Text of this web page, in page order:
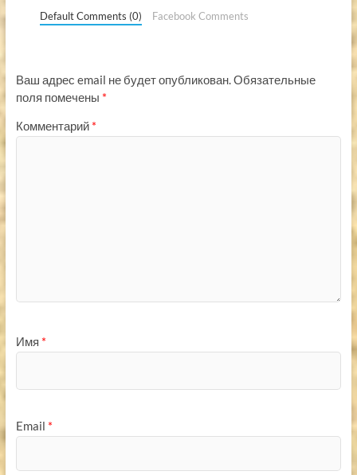
Default Comments (0) Facebook Comments
Ваш адрес email не будет опубликован.Обязательные
поля помечены *
Комментарий *
Имя *
Email *